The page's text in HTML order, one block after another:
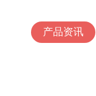
产品资讯